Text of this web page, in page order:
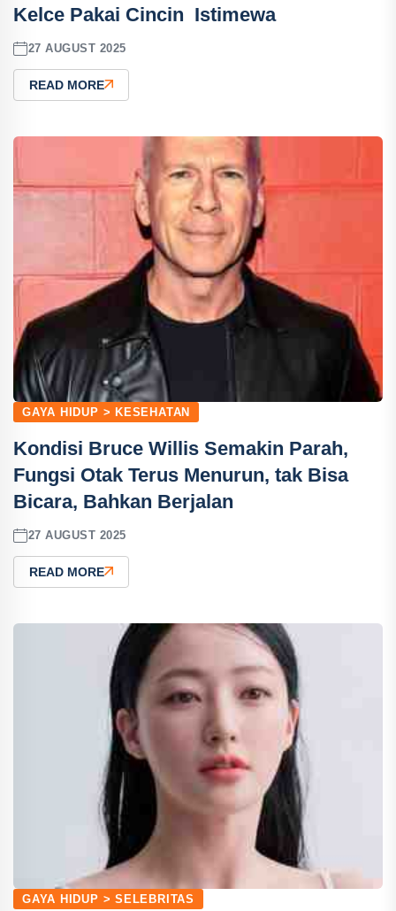
Kelce Pakai Cincin Istimewa
27 AUGUST 2025
READ MORE
GAYA HIDUP > KESEHATAN
Kondisi Bruce Willis Semakin Parah,
Fungsi Otak Terus Menurun, tak Bisa
Bicara, Bahkan Berjalan
27 AUGUST 2025
READ MORE
GAYA HIDUP > SELEBRITAS